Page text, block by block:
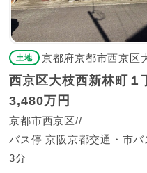
土地
西京区大枝西新林町１
3,480万円
京都市西京区
バス停 京阪京都交通・市
3分